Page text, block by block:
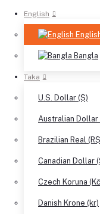
English
Bangla
Taka
U.S. Dollar ($)
Australian Dollar
Brazilian Real
Canadian Dollar
Czech Koruna
Danish Krone (kr)